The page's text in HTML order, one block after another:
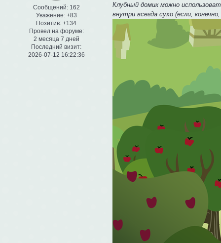
Сообщений:162
Уважение: +83
Позитив: +134
Провел на форуме:
2 месяца 7 дней
Последний визит:
2026-07-12 16:22:36
Клубный домик можно
внутри всегда сухо (если,